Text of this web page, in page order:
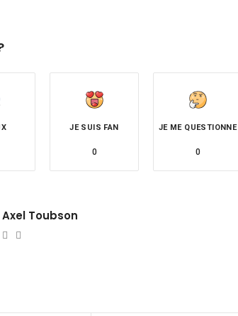
JE SUIS FAN
0
JE ME QUESTIONNE
0
Axel Toubson
Website